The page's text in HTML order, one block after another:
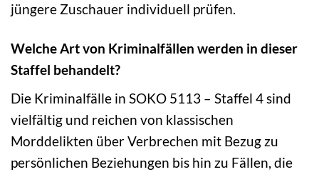
jüngere Zuschauer individuell prüfen.
Welche Art von Kriminalfällen werden in dieser
Staffel behandelt?
Die Kriminalfälle in SOKO 5113 – Staffel 4 sind
vielfältig und reichen von klassischen
Morddelikten über Verbrechen mit Bezug zu
persönlichen Beziehungen bis hin zu Fällen, die